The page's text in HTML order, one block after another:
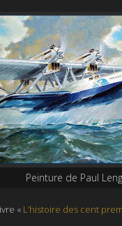
Peinture de Paul
« L’histoire des cent